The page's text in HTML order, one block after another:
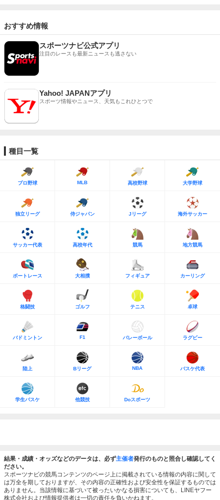
おすすめ情報
スポーツナビ公式アプリ
注目のレースも最新ニュースも逃さない
Yahoo! JAPANアプリ
スポーツ情報やニュース、天気もこれひとつで
種目一覧
プロ野球 MLB 高校野球 大学野球
独立リーグ 侍ジャパン Jリーグ 海外サッカー
サッカー代表 高校年代 競馬 地方競馬
ボートレース 大相撲 フィギュア カーリング
格闘技 ゴルフ テニス 卓球
バドミントン F1 バレーボール ラグビー
陸上 Bリーグ NBA バスケ代表
学生バスケ 他競技 Doスポーツ
結果・成績・オッズなどのデータは、必ず主催者発行のものと照合し確認してく
ださい。
スポーツナビの競馬コンテンツのページ上に掲載されている情報の内容に関して
は万全を期しておりますが、その内容の正確性および安全性を保証するものでは
ありません。当該情報に基づいて被ったいかなる損害についても、LINEヤフー
株式会社および情報提供者は一切の責任を負いかねます。